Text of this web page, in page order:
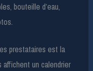
bouteille d’eau,
prestataires est la
un calendrier